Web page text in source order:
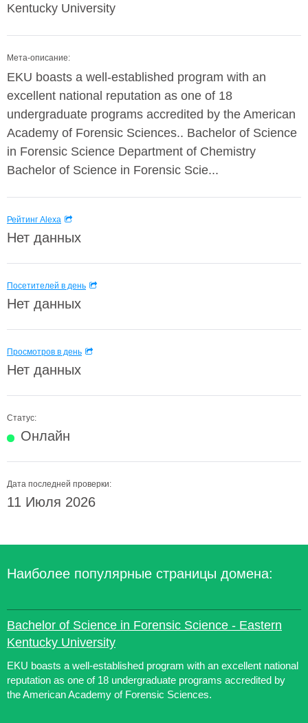
Kentucky University
Мета-описание:
EKU boasts a well-established program with an
excellent national reputation as one of 18
undergraduate programs accredited by the American
Academy of Forensic Sciences.. Bachelor of Science
in Forensic Science Department of Chemistry
Bachelor of Science in Forensic Scie...
Рейтинг Alexa
Нет данных
Посетителей в день
Нет данных
Просмотров в день
Нет данных
Статус:
Онлайн
Дата последней проверки:
11 Июля 2026
Наиболее популярные страницы домена:
Bachelor of Science in Forensic Science - Eastern
Kentucky University
EKU boasts a well-established program with an excellent national
reputation as one of 18 undergraduate programs accredited by
the American Academy of Forensic Sciences.